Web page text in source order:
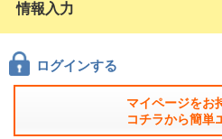
情報入力
ログインする
マイページをお
コチラから簡単